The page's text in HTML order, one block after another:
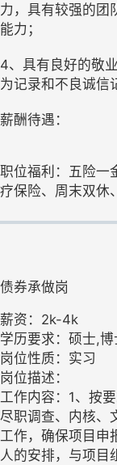
力，具有较强的团
能力；
4、具有良好的敬
为记录和不良诚信
薪酬待遇：
职位福利：五险一
疗保险、周末双休
债券承做岗
薪资：2k-4k
学历要求：硕士,博
岗位性质：实习
岗位描述：
工作内容：1、按
尽职调查、内核、
工作，确保项目申
人的安排，与项目